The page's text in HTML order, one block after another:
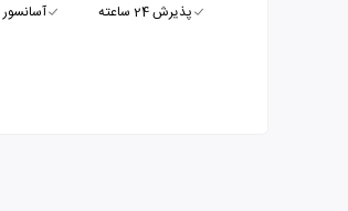
پذیرش 24 ساعته آسانسور